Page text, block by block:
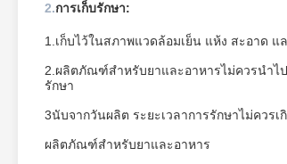
2.การเก็บรักษา:
1.เก็บไว้ในสภาพแวดล้อมเย็น แห้ง สะอาด แ
2.ผลิตภัณฑ์สําหรับยาและอาหารไม่ควรนําไ
รักษา
3นับจากวันผลิต ระยะเวลาการรักษาไม่คว
ผลิตภัณฑ์สําหรับยาและอาหาร